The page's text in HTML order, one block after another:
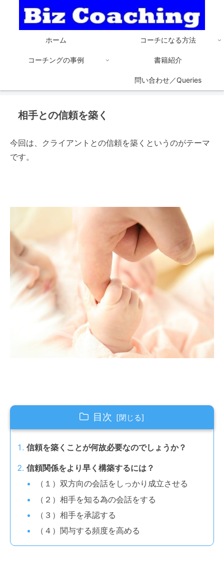
ホーム コーチになる方法
コーチングの事例 書籍紹介
問い合わせ／Queries
相手との信頼を築く
今回は、クライアントとの信頼を築くというのがテーマ
です。
目次
信頼を築くことが何故必要なのでしょうか？
信頼関係をより早く構築するには？
（１）双方向の会話をしっかり成立させる
（２）相手を知る為の会話をする
（３）相手を承認する
（４）関与する頻度を高める